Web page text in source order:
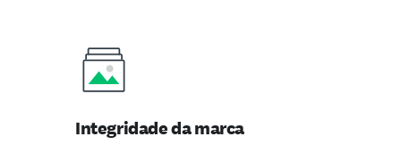
Integridade da marca